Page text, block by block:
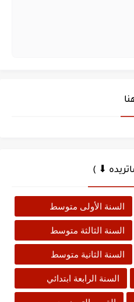
⬇ )
السنة الأولى متوسط
السنة الثالثة متوسط
السنة الثانية متوسط
السنة الرابعة ابتدائي